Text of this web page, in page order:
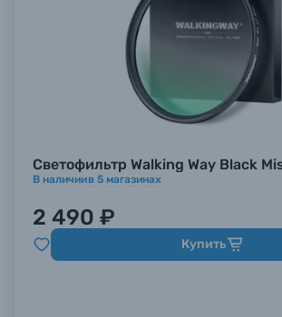
Светофильтр Walking Way Black
В наличиив 5 магазинах
2 490 ₽
Купить